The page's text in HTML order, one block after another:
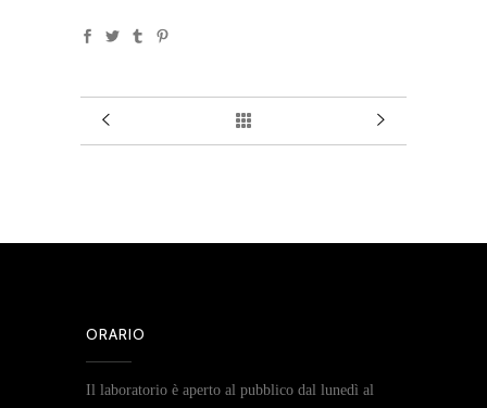
ORARIO
Il laboratorio è aperto al pubblico dal lunedì al